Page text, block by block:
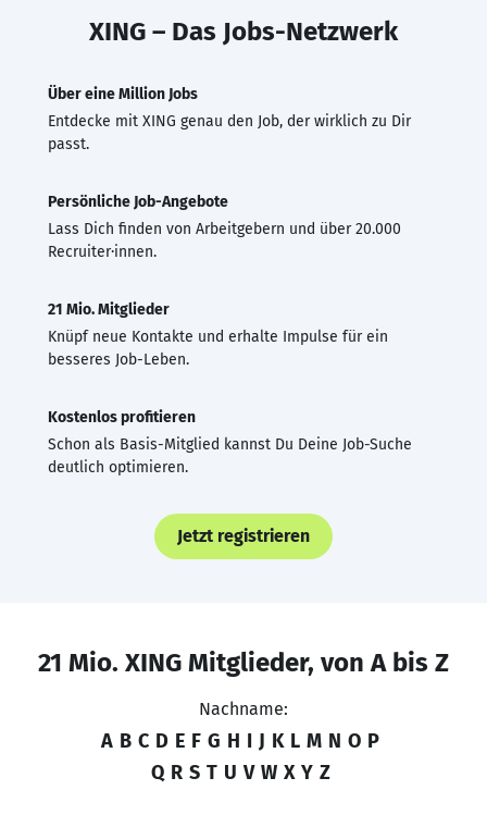
XING – Das Jobs-Netzwerk
Über eine Million Jobs
Entdecke mit XING genau den Job, der wirklich zu Dir
passt.
Persönliche Job-Angebote
Lass Dich finden von Arbeitgebern und über 20.000
Recruiter·innen.
21 Mio. Mitglieder
Knüpf neue Kontakte und erhalte Impulse für ein
besseres Job-Leben.
Kostenlos profitieren
Schon als Basis-Mitglied kannst Du Deine Job-Suche
deutlich optimieren.
Jetzt registrieren
21 Mio. XING Mitglieder, von A bis Z
Nachname:
A B C D E F G H I J K L M N O P
Q R S T U V W X Y Z